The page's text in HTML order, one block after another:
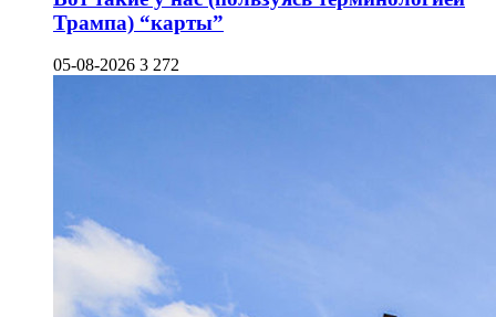
Трампа) “карты”
05-08-2026 3 272